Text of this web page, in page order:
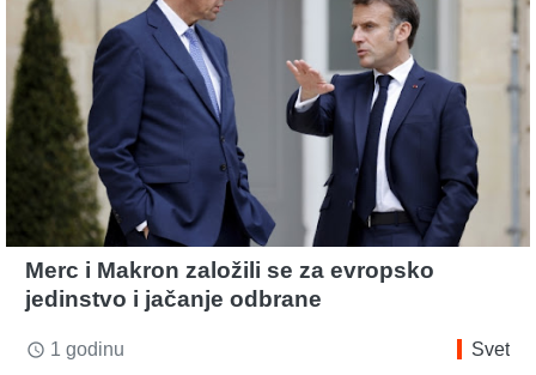
Merc i Makron založili se za evropsko
jedinstvo i jačanje odbrane
access_time 1 godinu Svet